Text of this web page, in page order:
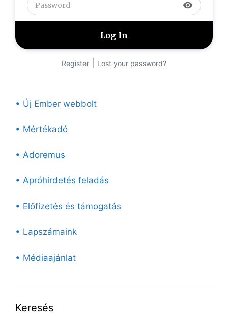
visibility
Register Lost your password?
• Új Ember webbolt
• Mértékadó
• Adoremus
• Apróhirdetés feladás
• Előfizetés és támogatás
• Lapszámaink
• Médiaajánlat
Keresés